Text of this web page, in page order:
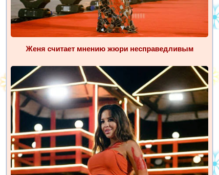
Женя считает мнению жюри несправедливым